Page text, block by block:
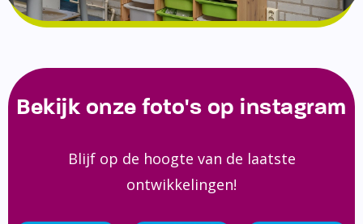
Bekijk onze foto's op instagram
Blijf op de hoogte van de laatste
ontwikkelingen!